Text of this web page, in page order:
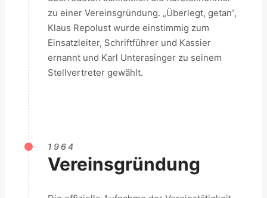
zu einer Vereinsgründung. „Überlegt, getan“,
Klaus Repolust wurde einstimmig zum
Einsatzleiter, Schriftführer und Kassier
ernannt und Karl Unterasinger zu seinem
Stellvertreter gewählt.
1964
Vereinsgründung